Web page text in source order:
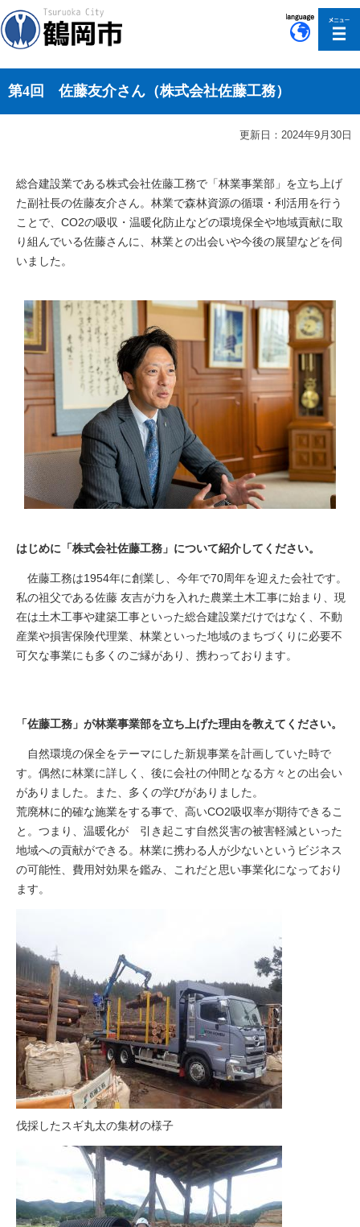
第4回 佐藤友介さん（株式会社佐藤工務）
更新日：2024年9月30日
総合建設業である株式会社佐藤工務で「林業事業部」を立ち上げ
た副社長の佐藤友介さん。林業で森林資源の循環・利活用を行う
ことで、CO2の吸収・温暖化防止などの環境保全や地域貢献に取
り組んでいる佐藤さんに、林業との出会いや今後の展望などを伺
いました。
はじめに「株式会社佐藤工務」について紹介してください。
佐藤工務は1954年に創業し、今年で70周年を迎えた会社です。
私の祖父である佐藤 友吉が力を入れた農業土木工事に始まり、現
在は土木工事や建築工事といった総合建設業だけではなく、不動
産業や損害保険代理業、林業といった地域のまちづくりに必要不
可欠な事業にも多くのご縁があり、携わっております。
「佐藤工務」が林業事業部を立ち上げた理由を教えてください。
自然環境の保全をテーマにした新規事業を計画していた時で
す。偶然に林業に詳しく、後に会社の仲間となる方々との出会い
がありました。また、多くの学びがありました。
荒廃林に的確な施業をする事で、高いCO2吸収率が期待できるこ
と。つまり、温暖化が 引き起こす自然災害の被害軽減といった
地域への貢献ができる。林業に携わる人が少ないというビジネス
の可能性、費用対効果を鑑み、これだと思い事業化になっており
ます。
伐採したスギ丸太の集材の様子